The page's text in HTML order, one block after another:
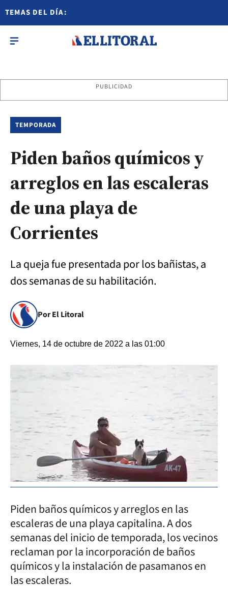
TEMAS DEL DÍA:
PUBLICIDAD
TEMPORADA
Piden baños químicos y
arreglos en las escaleras
de una playa de
Corrientes
La queja fue presentada por los bañistas, a
dos semanas de su habilitación.
Por El Litoral
Viernes, 14 de octubre de 2022 a las 01:00
Piden baños químicos y arreglos en las
escaleras de una playa capitalina. A dos
semanas del inicio de temporada, los vecinos
reclaman por la incorporación de baños
químicos y la instalación de pasamanos en
las escaleras.